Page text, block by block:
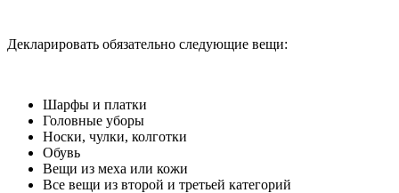
Декларировать обязательно следующие вещи:
Шарфы и платки
Головные уборы
Носки, чулки, колготки
Обувь
Вещи из меха или кожи
Все вещи из второй и третьей категорий